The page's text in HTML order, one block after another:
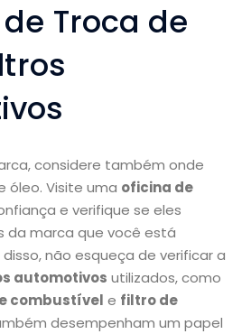
Troca de
considere também onde
óleo. Visite uma oficina de
e verifique se eles
da marca que você está
não esqueça de verificar a
automotivos utilizados, como
combustível e filtro de
desempenham um papel